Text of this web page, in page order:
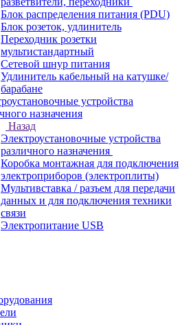
Блок распределения питания (PDU)
Блок розеток, удлинитель
Переходник розетки
мультистандартный
Сетевой шнур питания
Удлинитель кабельный на катушке/
барабане
устройства
назначения
Назад
Электроустановочные устройства
различного назначения
Коробка монтажная для подключения
электроприборов (электроплиты)
Мультивставка / разъем для передачи
данных и для подключения техники
связи
Электропитание USB